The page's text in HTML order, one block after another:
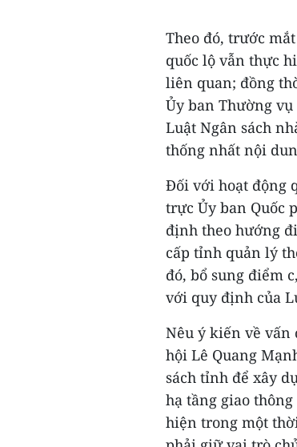
Theo đó, trước
quốc lộ vẫn thực
liên quan; đồng
Ủy ban Thường vụ
Luật Ngân sách
thống nhất nội
Đối với hoạt động
trực Ủy ban Quốc
định theo hướng
cấp tỉnh quản lý
đó, bổ sung điểm
với quy định của
Nêu ý kiến về vấn
hội Lê Quang
sách tỉnh để xây
hạ tầng giao
hiện trong một